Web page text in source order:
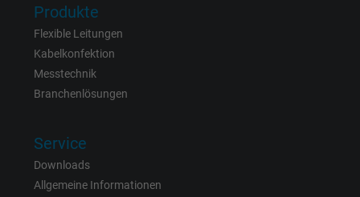
Anbieter
Produkte
Flexible Leitungen
Kabelkonfektion
Messtechnik
Branchenlösungen
Service
Downloads
Allgemeine Informationen